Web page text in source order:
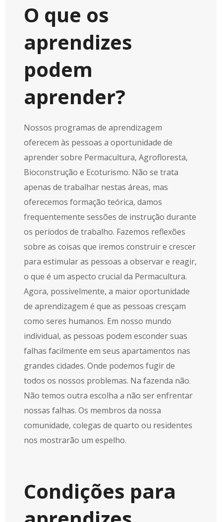
O que os
aprendizes
podem
aprender?
Nossos programas de aprendizagem
oferecem às pessoas a oportunidade de
aprender sobre Permacultura, Agrofloresta,
Bioconstrução e Ecoturismo. Não se trata
apenas de trabalhar nestas áreas, mas
oferecemos formação teórica, damos
frequentemente sessões de instrução durante
os períodos de trabalho. Fazemos reflexões
sobre as coisas que iremos construir e crescer
para estimular as pessoas a observar e reagir,
o que é um aspecto crucial da Permacultura.
Agora, possivelmente, a maior oportunidade
de aprendizagem é que as pessoas cresçam
como seres humanos. Em nosso mundo
individual, as pessoas podem esconder suas
falhas facilmente em seus apartamentos nas
grandes cidades. Onde podemos fugir de
todos os nossos problemas. Na fazenda não.
Não temos outra escolha a não ser enfrentar
nossas falhas. Os membros da nossa
comunidade, colegas de quarto ou residentes
nos mostrarão um espelho.
Condições para